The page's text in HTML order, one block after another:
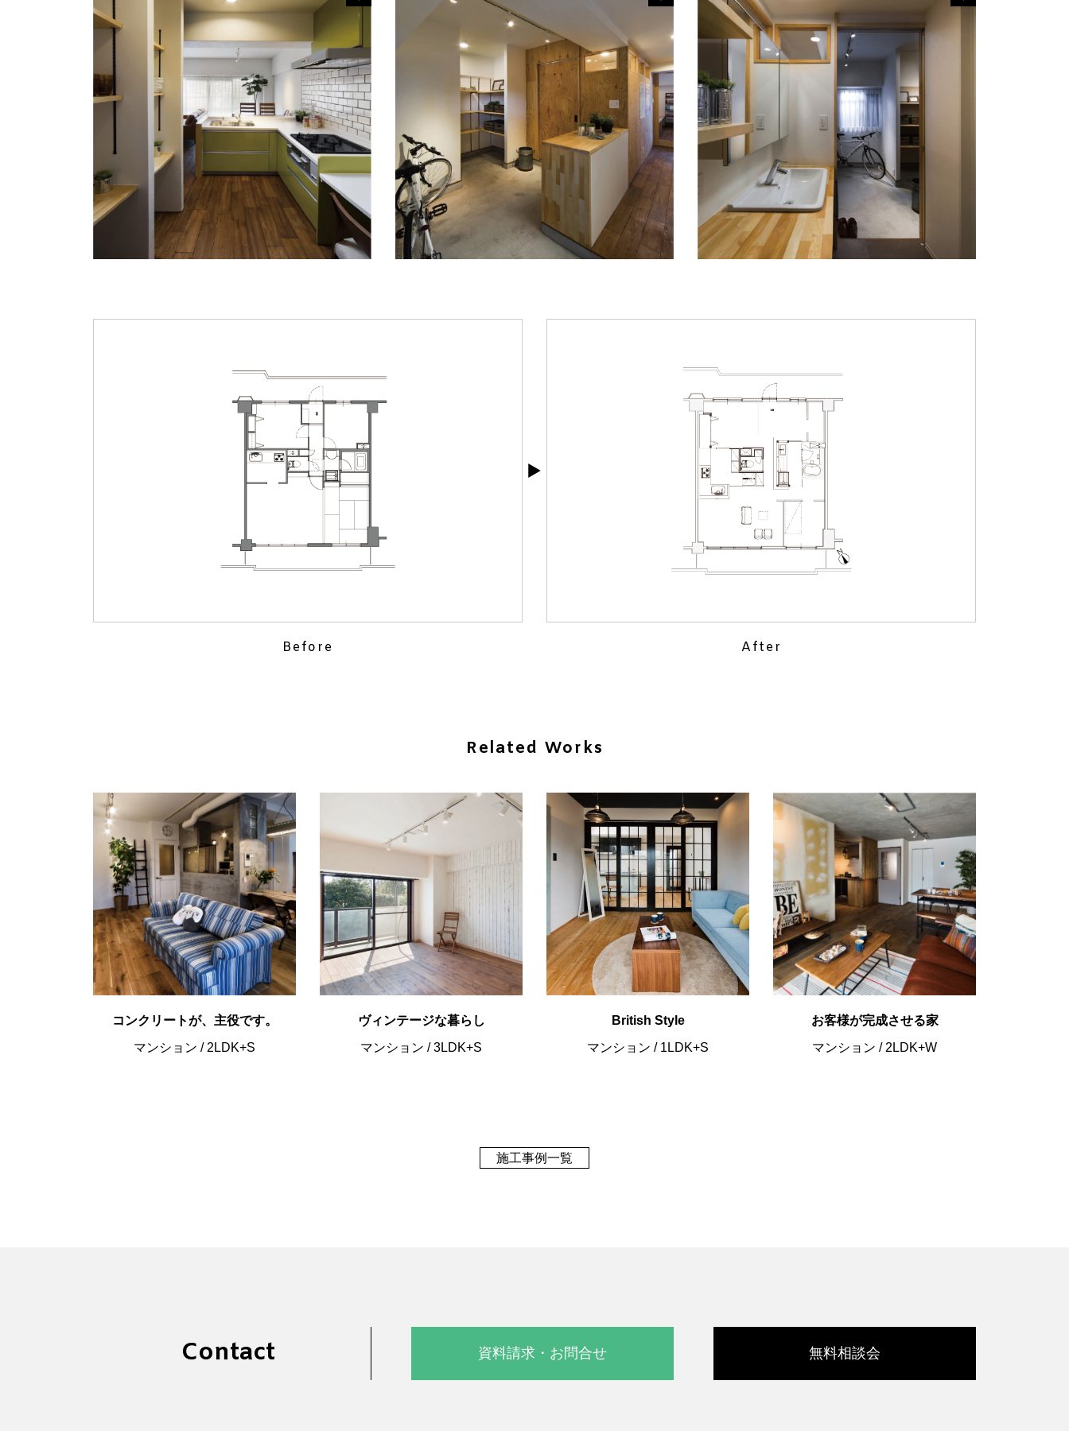
Before After
Related Works
コンクリートが、主役です。
マンション / 2LDK+S
ヴィンテージな暮らし
マンション /3LDK+S
British Style
マンション / 1LDK+S
お客様が完成させる家
マンション / 2LDK+W
施工事例一覧
Contact 資料請求・お問合せ 無料相談会